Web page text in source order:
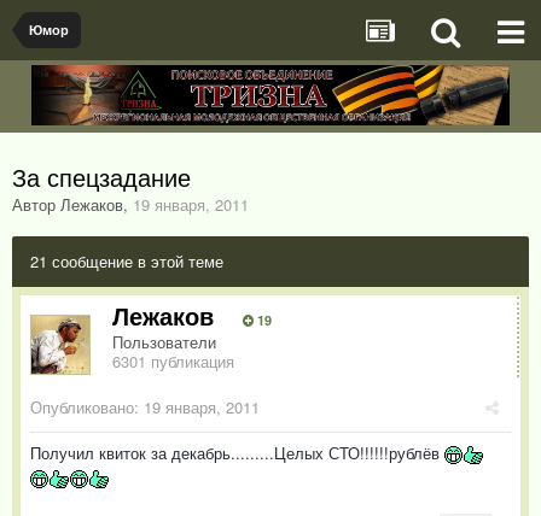
Юмор
За спецзадание
Автор Лежаков, 19 января, 2011
21 сообщение в этой теме
Лежаков 19
Пользователи
6301 публикация
Опубликовано: 19 января, 2011
Получил квиток за декабрь.........Целых СТО!!!!!!рублёв